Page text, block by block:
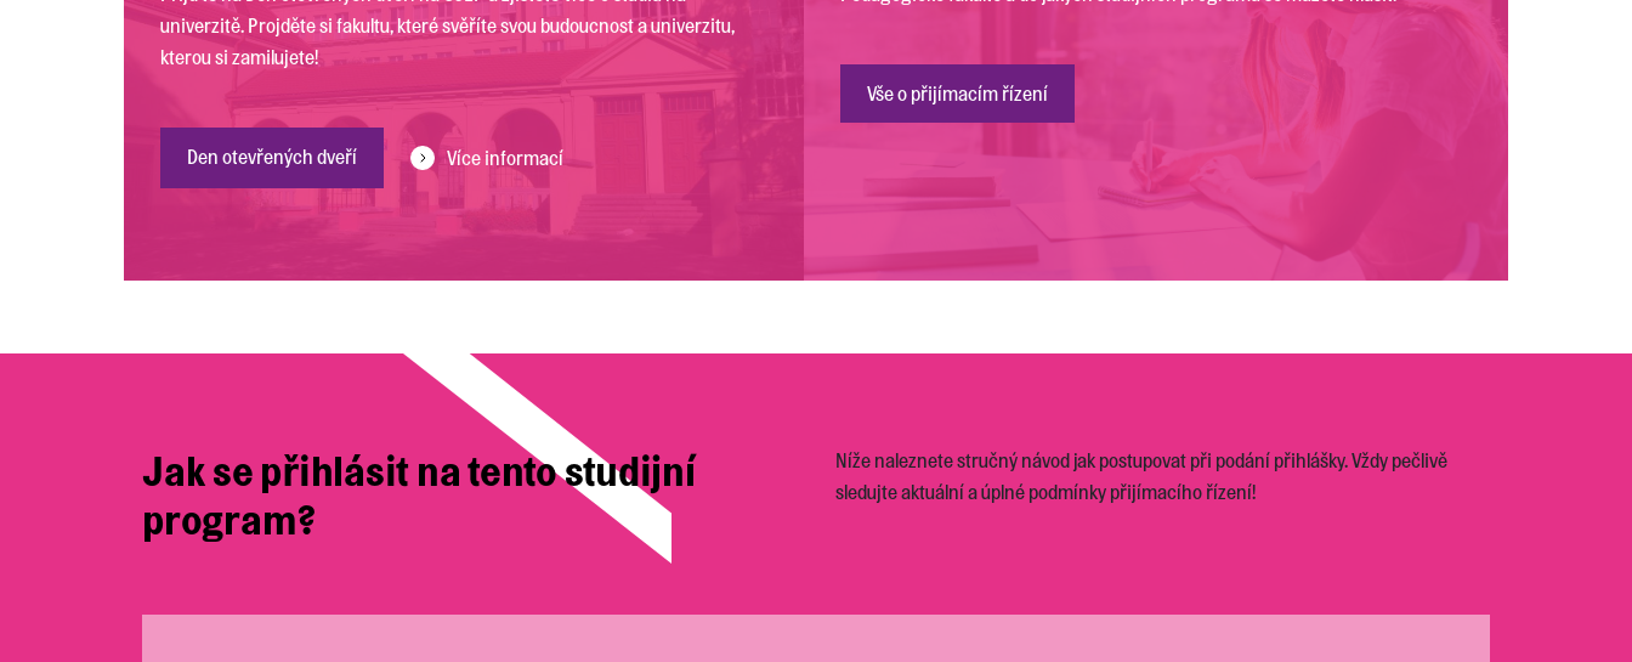
univerzitě. Projděte si fakultu, které svěříte svou budoucnost a univerzitu,
kterou si zamilujete!
Den otevřených dveří Více informací
Vše o přijímacím řízení
Jak se přihlásit na tento studijní
program?
Níže naleznete stručný návod jak postupovat při podání přihlášky. Vždy pečlivě
sledujte aktuální a úplné podmínky přijímacího řízení!